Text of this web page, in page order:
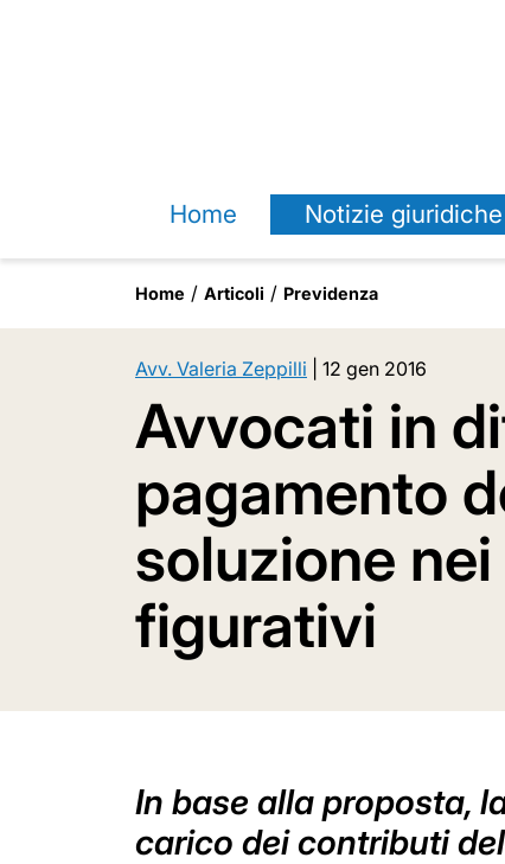
Home Notizie giuridiche
Home Articoli Previdenza
Avv. Valeria Zeppilli 12 gen 2016
Avvocati in
pagamento
soluzione
figurativi
In base alla proposta,
carico dei contributi